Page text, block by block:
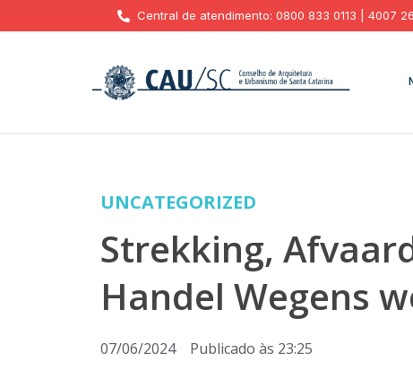
Central de atendimento: 0800 833 0113 | 4007
UNCATEGORIZED
Strekking,
Handel Wegens
07/06/2024 Publicado às 23:25